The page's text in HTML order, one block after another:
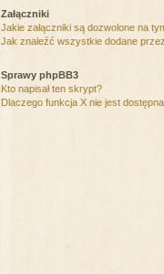
Załączniki
Jakie załączniki są dozwolone na
Jak znaleźć wszystkie dodane
Sprawy phpBB3
Kto napisał ten skrypt?
Dlaczego funkcja X nie jest